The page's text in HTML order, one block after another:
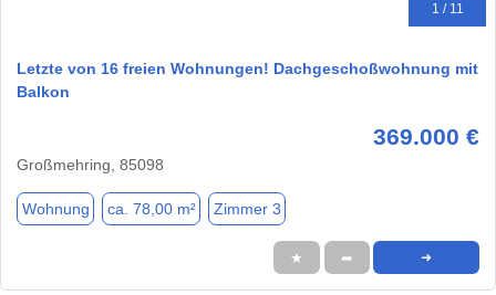
1 / 11
Letzte von 16 freien Wohnungen! Dachgeschoßwohnung mit
Balkon
369.000 €
Großmehring, 85098
Wohnung ca. 78,00 m² Zimmer 3
★ ➦ ➜